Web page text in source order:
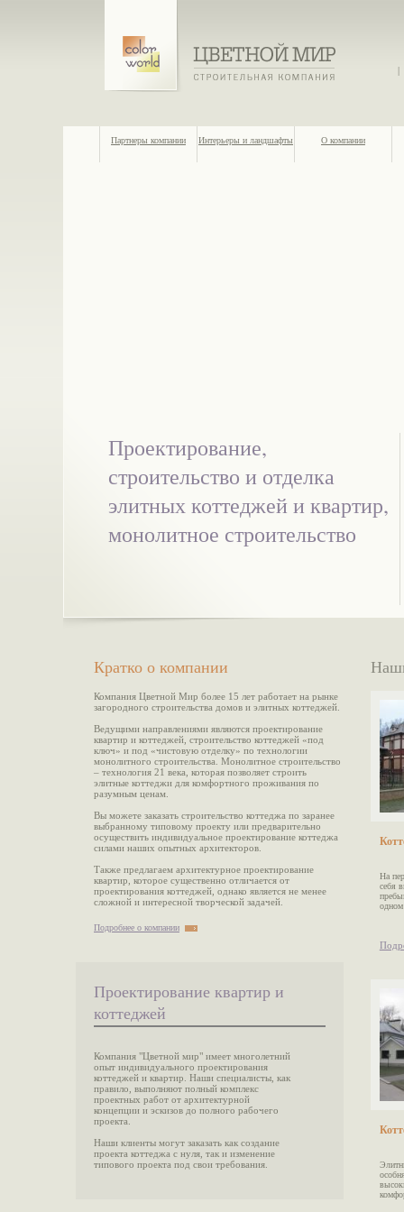
|
О компании
Интерьеры и ландшафты
Партнеры компании
Проектирование,
строительство и отделка
элитных коттеджей и квартир,
монолитное строительство
Кратко о компании
Компания Цветной Мир более 15 лет работает на рынке
загородного строительства домов и элитных коттеджей.
Ведущими направлениями являются проектирование
квартир и коттеджей, строительство коттеджей «под
ключ» и под «чистовую отделку» по технологии
монолитного строительства. Монолитное строительство
– технология 21 века, которая позволяет строить
элитные коттеджи для комфортного проживания по
разумным ценам.
Вы можете заказать строительство коттеджа по заранее
выбранному типовому проекту или предварительно
осуществить индивидуальное проектирование коттеджа
силами наших опытных архитекторов.
Также предлагаем архитектурное проектирование
квартир, которое существенно отличается от
проектирования коттеджей, однако является не менее
сложной и интересной творческой задачей.
Подробнее о компании
Проектирование квартир и
коттеджей
Компания "Цветной мир" имеет многолетний
опыт индивидуального проектирования
коттеджей и квартир. Наши специалисты, как
правило, выполняют полный комплекс
проектных работ от архитектурной
концепции и эскизов до полного рабочего
проекта.
Наши клиенты могут заказать как создание
проекта коттеджа с нуля, так и изменение
типового проекта под свои требования.
На
себя